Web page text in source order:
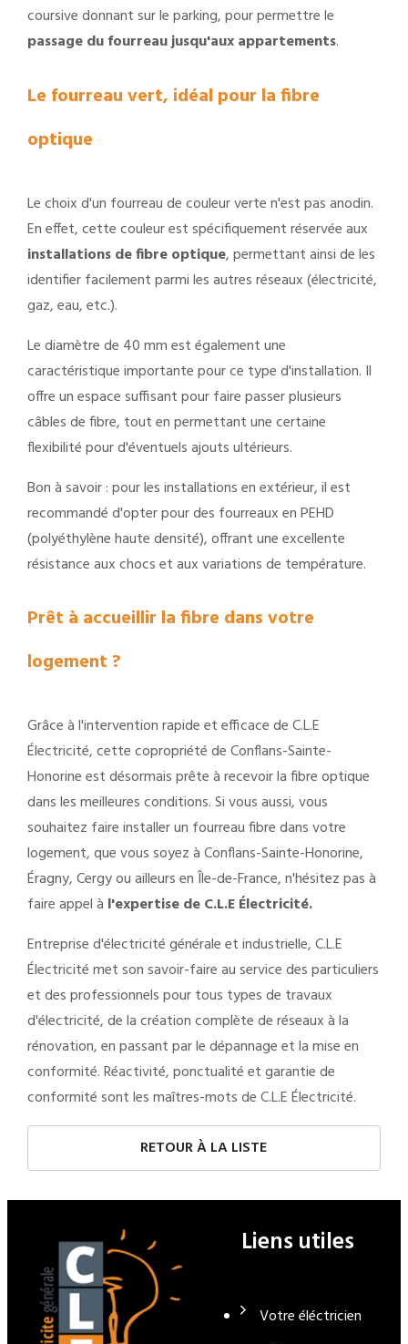
coursive donnant sur le parking, pour permettre le
passage du fourreau jusqu'aux appartements.
Le fourreau vert, idéal pour la fibre
optique
Le choix d'un fourreau de couleur verte n'est pas anodin.
En effet, cette couleur est spécifiquement réservée aux
installations de fibre optique, permettant ainsi de les
identifier facilement parmi les autres réseaux (électricité,
gaz, eau, etc.).
Le diamètre de 40 mm est également une
caractéristique importante pour ce type d'installation. Il
offre un espace suffisant pour faire passer plusieurs
câbles de fibre, tout en permettant une certaine
flexibilité pour d'éventuels ajouts ultérieurs.
Bon à savoir : pour les installations en extérieur, il est
recommandé d'opter pour des fourreaux en PEHD
(polyéthylène haute densité), offrant une excellente
résistance aux chocs et aux variations de température.
Prêt à accueillir la fibre dans votre
logement ?
Grâce à l'intervention rapide et efficace de C.L.E
Électricité, cette copropriété de Conflans-Sainte-
Honorine est désormais prête à recevoir la fibre optique
dans les meilleures conditions. Si vous aussi, vous
souhaitez faire installer un fourreau fibre dans votre
logement, que vous soyez à Conflans-Sainte-Honorine,
Éragny, Cergy ou ailleurs en Île-de-France, n'hésitez pas à
faire appel à l'expertise de C.L.E Électricité.
Entreprise d'électricité générale et industrielle, C.L.E
Électricité met son savoir-faire au service des particuliers
et des professionnels pour tous types de travaux
d'électricité, de la création complète de réseaux à la
rénovation, en passant par le dépannage et la mise en
conformité. Réactivité, ponctualité et garantie de
conformité sont les maîtres-mots de C.L.E Électricité.
RETOUR À LA LISTE
Liens utiles
Votre éléctricien